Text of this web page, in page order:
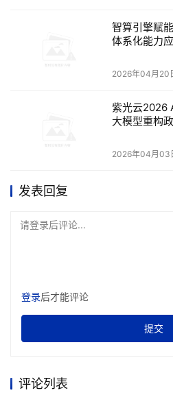
智算引擎赋
体系化能力
2026年04月20
紫光云2026
大模型重构
2026年04月03
发表回复
请登录后评论...
登录后才能评论
提交
评论列表